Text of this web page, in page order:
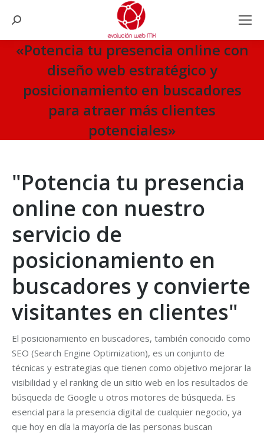
Search:
«Potencia tu presencia online con
diseño web estratégico y
posicionamiento en buscadores
para atraer más clientes
potenciales»
"Potencia tu presencia
online con nuestro
servicio de
posicionamiento en
buscadores y convierte
visitantes en clientes"
El posicionamiento en buscadores, también conocido como
SEO (Search Engine Optimization), es un conjunto de
técnicas y estrategias que tienen como objetivo mejorar la
visibilidad y el ranking de un sitio web en los resultados de
búsqueda de Google u otros motores de búsqueda. Es
esencial para la presencia digital de cualquier negocio, ya
que hoy en día la mayoría de las personas buscan